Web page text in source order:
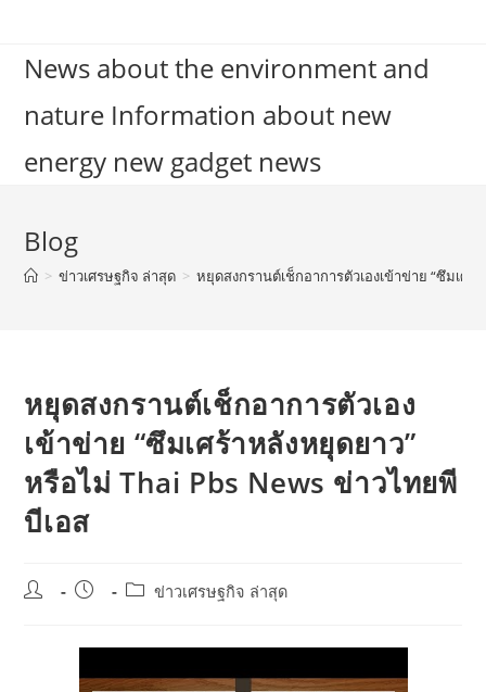
contentNews about the environment and
nature Information about new
energy new gadget news
Blog
> ข่าวเศรษฐกิจ ล่าสุด > หยุดสงกรานต์เช็กอาการตัวเองเข้าข่าย “ซึมเศ
หยุดสงกรานต์เช็กอาการตัวเอง
เข้าข่าย “ซึมเศร้าหลังหยุดยาว”
หรือไม่ Thai Pbs News ข่าวไทยพี
บีเอส
Post
Post
Postข่าวเศรษฐกิจ ล่าสุด